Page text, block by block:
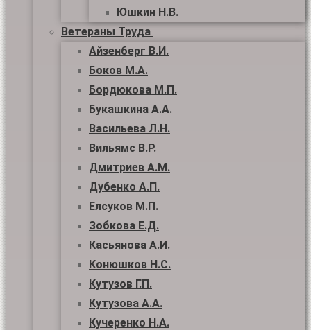
Юшкин Н.В.
Ветераны Труда
Айзенберг В.И.
Боков М.А.
Бордюкова М.П.
Букашкина А.А.
Васильева Л.Н.
Вильямс В.Р.
Дмитриев А.М.
Дубенко А.П.
Елсуков М.П.
Зобкова Е.Д.
Касьянова А.И.
Конюшков Н.С.
Кутузов Г.П.
Кутузова А.А.
Кучеренко Н.А.